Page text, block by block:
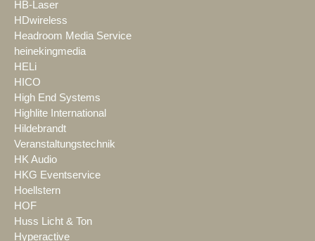
HB-Laser
HDwireless
Headroom Media Service
heinekingmedia
HELi
HICO
High End Systems
Highlite International
Hildebrandt
Veranstaltungstechnik
HK Audio
HKG Eventservice
Hoellstern
HOF
Huss Licht & Ton
Hyperactive